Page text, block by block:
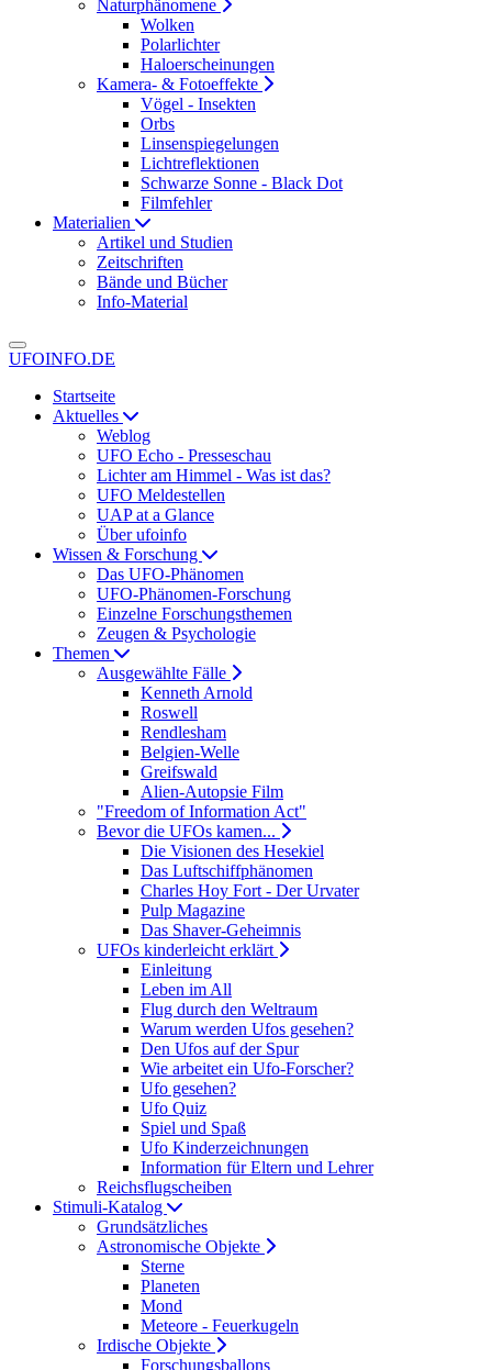
Naturphänomene
Wolken
Polarlichter
Haloerscheinungen
Kamera- & Fotoeffekte
Vögel - Insekten
Orbs
Linsenspiegelungen
Lichtreflektionen
Schwarze Sonne - Black Dot
Filmfehler
Materialien
Artikel und Studien
Zeitschriften
Bände und Bücher
Info-Material
UFOINFO.DE
Startseite
Aktuelles
Weblog
UFO Echo - Presseschau
Lichter am Himmel - Was ist das?
UFO Meldestellen
UAP at a Glance
Über ufoinfo
Wissen & Forschung
Das UFO-Phänomen
UFO-Phänomen-Forschung
Einzelne Forschungsthemen
Zeugen & Psychologie
Themen
Ausgewählte Fälle
Kenneth Arnold
Roswell
Rendlesham
Belgien-Welle
Greifswald
Alien-Autopsie Film
"Freedom of Information Act"
Bevor die UFOs kamen...
Die Visionen des Hesekiel
Das Luftschiffphänomen
Charles Hoy Fort - Der Urvater
Pulp Magazine
Das Shaver-Geheimnis
UFOs kinderleicht erklärt
Einleitung
Leben im All
Flug durch den Weltraum
Warum werden Ufos gesehen?
Den Ufos auf der Spur
Wie arbeitet ein Ufo-Forscher?
Ufo gesehen?
Ufo Quiz
Spiel und Spaß
Ufo Kinderzeichnungen
Information für Eltern und Lehrer
Reichsflugscheiben
Stimuli-Katalog
Grundsätzliches
Astronomische Objekte
Sterne
Planeten
Mond
Meteore - Feuerkugeln
Irdische Objekte
Forschungsballons